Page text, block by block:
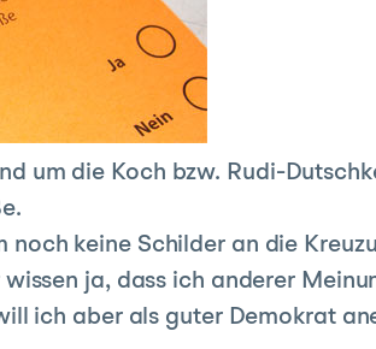
um die Koch bzw. Rudi-
keine Schilder an die
ja, dass ich anderer
ich aber als guter Demokrat